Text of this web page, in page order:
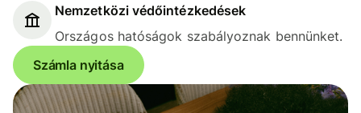
Nemzetközi védőintézkedések
Országos hatóságok szabályoznak bennünket.
Számla nyitása